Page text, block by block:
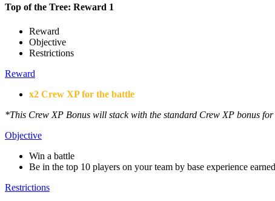
Top of the Tree: Reward 1
Reward
Objective
Restrictions
Reward
x2 Crew XP for the battle
*This Crew XP Bonus will stack with the standard Crew XP bonus for
Objective
Win a battle
Be in the top 10 players on your team by base experience
Restrictions